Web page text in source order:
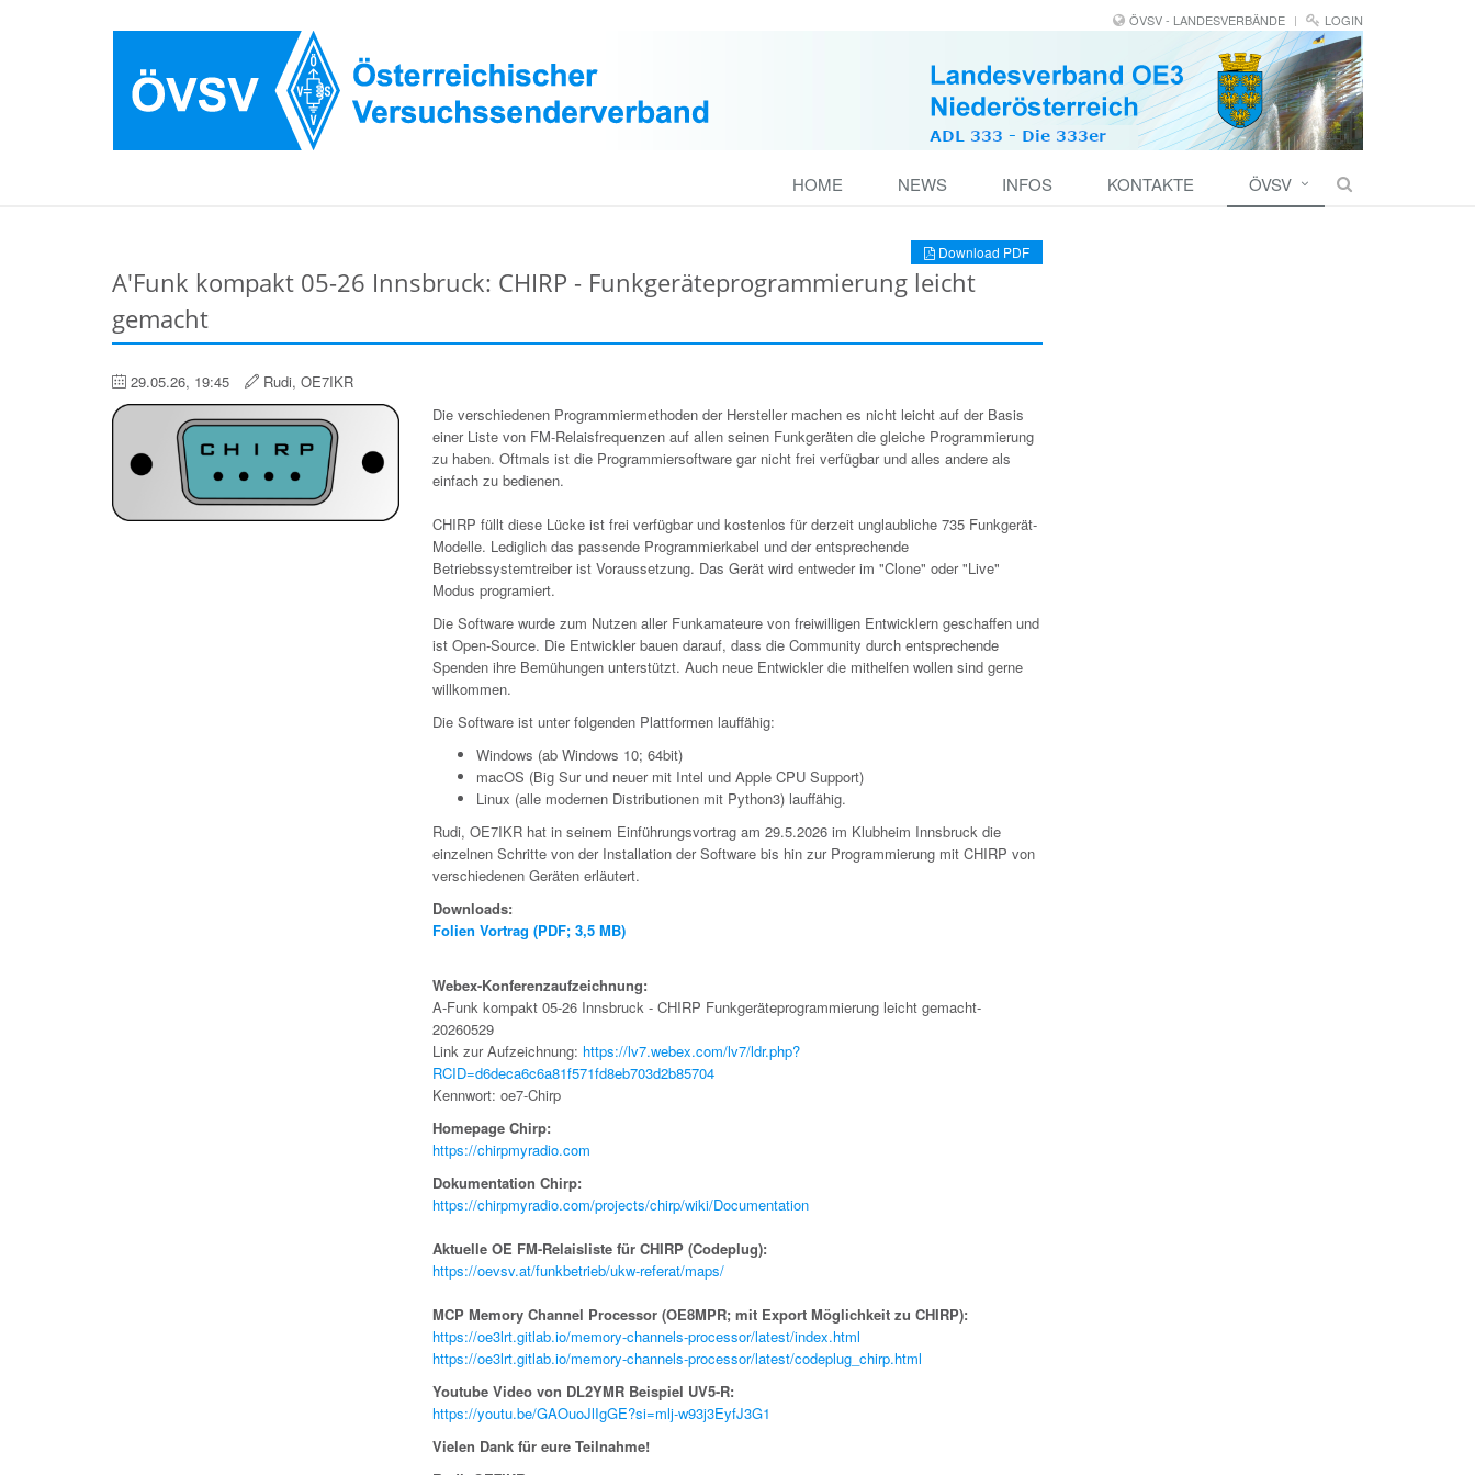
ÖVSV - LANDESVERBÄNDE LOGIN
HOME NEWS INFOS KONTAKTE ÖVSV
Download PDF
A'Funk kompakt 05-26 Innsbruck: CHIRP - Funkgeräteprogrammierung leicht
gemacht
29.05.26, 19:45
Rudi, OE7IKR
Die verschiedenen Programmiermethoden der Hersteller machen es nicht leicht auf der Basis
einer Liste von FM-Relaisfrequenzen auf allen seinen Funkgeräten die gleiche Programmierung
zu haben. Oftmals ist die Programmiersoftware gar nicht frei verfügbar und alles andere als
einfach zu bedienen.
CHIRP füllt diese Lücke ist frei verfügbar und kostenlos für derzeit unglaubliche 735 Funkgerät-
Modelle. Lediglich das passende Programmierkabel und der entsprechende
Betriebssystemtreiber ist Voraussetzung. Das Gerät wird entweder im "Clone" oder "Live"
Modus programiert.
Die Software wurde zum Nutzen aller Funkamateure von freiwilligen Entwicklern geschaffen und
ist Open-Source. Die Entwickler bauen darauf, dass die Community durch entsprechende
Spenden ihre Bemühungen unterstützt. Auch neue Entwickler die mithelfen wollen sind gerne
willkommen.
Die Software ist unter folgenden Plattformen lauffähig:
Windows (ab Windows 10; 64bit)
macOS (Big Sur und neuer mit Intel und Apple CPU Support)
Linux (alle modernen Distributionen mit Python3) lauffähig.
Rudi, OE7IKR hat in seinem Einführungsvortrag am 29.5.2026 im Klubheim Innsbruck die
einzelnen Schritte von der Installation der Software bis hin zur Programmierung mit CHIRP von
verschiedenen Geräten erläutert.
Downloads:
Folien Vortrag (PDF; 3,5 MB)
Webex-Konferenzaufzeichnung:
A-Funk kompakt 05-26 Innsbruck - CHIRP Funkgeräteprogrammierung leicht gemacht-
20260529
Link zur Aufzeichnung: https://lv7.webex.com/lv7/ldr.php?
RCID=d6deca6c6a81f571fd8eb703d2b85704
Kennwort: oe7-Chirp
Homepage Chirp:
https://chirpmyradio.com
Dokumentation Chirp:
https://chirpmyradio.com/projects/chirp/wiki/Documentation
Aktuelle OE FM-Relaisliste für CHIRP (Codeplug):
https://oevsv.at/funkbetrieb/ukw-referat/maps/
MCP Memory Channel Processor (OE8MPR; mit Export Möglichkeit zu CHIRP):
https://oe3lrt.gitlab.io/memory-channels-processor/latest/index.html
https://oe3lrt.gitlab.io/memory-channels-processor/latest/codeplug_chirp.html
Youtube Video von DL2YMR Beispiel UV5-R:
https://youtu.be/GAOuoJlIgGE?si=mlj-w93j3EyfJ3G1
Vielen Dank für eure Teilnahme!